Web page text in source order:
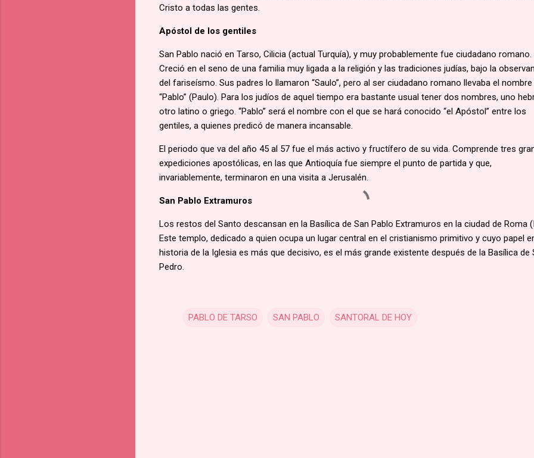
Cristo a todas las gentes.
Apóstol de los gentiles
San Pablo nació en Tarso, Cilicia (actual Turquía), y muy probablemente fue ciudadano romano.
Creció en el seno de una familia muy ligada a la religión y las tradiciones judías, bajo la
del fariseísmo. Sus padres lo llamaron “Saulo”, pero al ser ciudadano romano llevaba el
“Pablo” (Paulo). Para los judíos de aquel tiempo era bastante usual tener dos nombres, uno
otro latino o griego. “Pablo” será el nombre con el que se hará conocido “el Apóstol” entre los
gentiles, a quienes predicó de manera incansable.
El periodo que va del año 45 al 57 fue el más activo y fructífero de su vida. Comprende tres
expediciones apostólicas, en las que Antioquía fue siempre el punto de partida y que,
invariablemente, terminaron en una visita a Jerusalén.
San Pablo Extramuros
Los restos del Santo descansan en la Basílica de San Pablo Extramuros en la ciudad de Roma
Este templo, dedicado a quien ocupa un lugar central en el cristianismo primitivo y cuyo papel
historia de la Iglesia es más que decisivo, es el más grande existente después de la Basílica de
Pedro.
PABLO DE TARSO SAN PABLO SANTORAL DE HOY